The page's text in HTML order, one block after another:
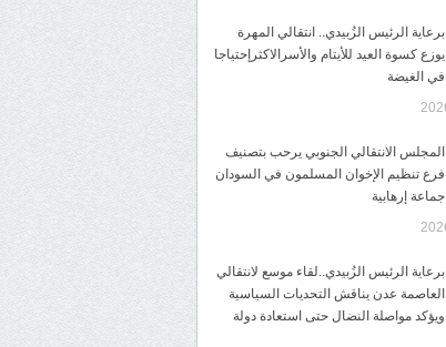
برعاية الرئيس الزُبيدي.. انتقالي المهرة
يوزع كسوة العيد للأيتام والأسرالاكثرإحتياجا
في الغيضة
المجلس الانتقالي الجنوبي يرحب بتصنيف
فرع تنظيم الإخوان المسلمون في السودان
جماعة إرهابية
برعاية الرئيس الزُبيدي..لقاء موسع لانتقالي
العاصمة عدن يناقش التحديات السياسية
ويؤكد مواصلة النضال حتى استعادة دولة